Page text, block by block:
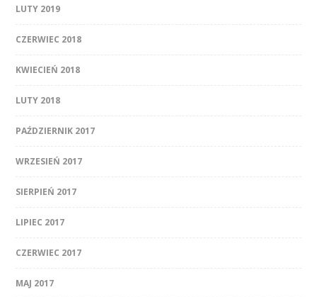
LUTY 2019
CZERWIEC 2018
KWIECIEŃ 2018
LUTY 2018
PAŹDZIERNIK 2017
WRZESIEŃ 2017
SIERPIEŃ 2017
LIPIEC 2017
CZERWIEC 2017
MAJ 2017